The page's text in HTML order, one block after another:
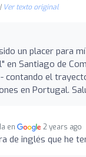
Ver texto original
un placer para
en Santiago de
contando el
en Portugal.
en 2 years ago
de inglés que he